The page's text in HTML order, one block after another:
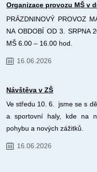
Organizace provozu MŠ v
PRÁZDNINOVÝ PROVOZ
NA OBDOBÍ OD 3. SRPNA
MŠ 6.00 – 16.00 hod.
16.06.2026
Návštěva v ZŠ
Ve středu 10. 6. jsme se s
a sportovní haly, kde na
pohybu a nových zážitků.
16.06.2026